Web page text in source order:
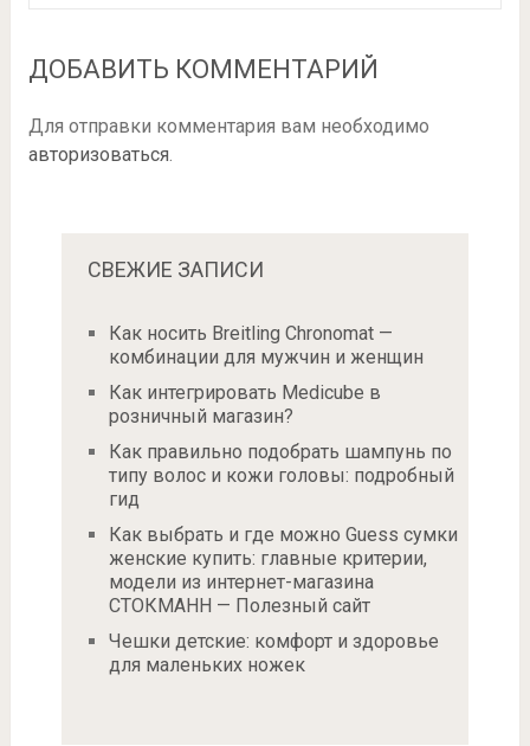
ДОБАВИТЬ КОММЕНТАРИЙ
Для отправки комментария вам необходимо
авторизоваться.
СВЕЖИЕ ЗАПИСИ
Как носить Breitling Chronomat —
комбинации для мужчин и женщин
Как интегрировать Medicube в
розничный магазин?
Как правильно подобрать шампунь по
типу волос и кожи головы: подробный
гид
Как выбрать и где можно Guess сумки
женские купить: главные критерии,
модели из интернет-магазина
СТОКМАНН — Полезный сайт
Чешки детские: комфорт и здоровье
для маленьких ножек